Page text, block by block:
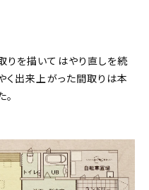
りを描いてはやり直しを続
く出来上がった間取りは本